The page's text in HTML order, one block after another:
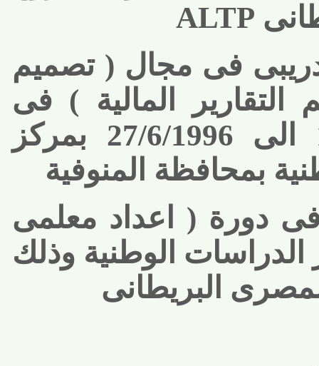
ALTP
فى مجال ( تصميم
المالية ) فى
المدة من 15 الى 27/6/1996 بمركز
بمحافظة المنوفية
دورة ( اعداد معلمى
الوطنية وذلك
البريطانى